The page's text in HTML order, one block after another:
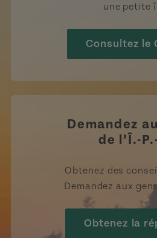
une petite
Consultez le
Demandez
de l’Î.-
Obtenez des
Demandez aux
Obtenez la